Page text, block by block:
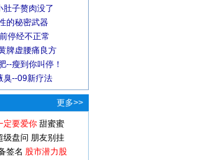
肚子赘肉没了
的秘密武器
停经不正常
脾虚腰痛良方
--瘦到你叫停！
臭--09新疗法
更多>>
定要爱你 甜蜜蜜
级盘问 朋友别挂
签名 股市潜力股